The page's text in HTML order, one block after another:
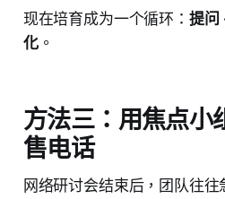
现在培育成为一个循环： 提
化。
方法三：用焦点小
售电话
网络研讨会结束后，团队往